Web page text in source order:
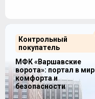
Контрольный
покупатель
МФК «Варшавские
ворота»: портал в мир
комфорта и
безопасности